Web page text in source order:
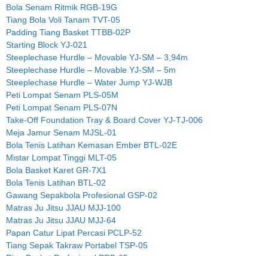
Bola Senam Ritmik RGB-19G
Tiang Bola Voli Tanam TVT-05
Padding Tiang Basket TTBB-02P
Starting Block YJ-021
Steeplechase Hurdle – Movable YJ-SM – 3,94m
Steeplechase Hurdle – Movable YJ-SM – 5m
Steeplechase Hurdle – Water Jump YJ-WJB
Peti Lompat Senam PLS-05M
Peti Lompat Senam PLS-07N
Take-Off Foundation Tray & Board Cover YJ-TJ-006
Meja Jamur Senam MJSL-01
Bola Tenis Latihan Kemasan Ember BTL-02E
Mistar Lompat Tinggi MLT-05
Bola Basket Karet GR-7X1
Bola Tenis Latihan BTL-02
Gawang Sepakbola Profesional GSP-02
Matras Ju Jitsu JJAU MJJ-100
Matras Ju Jitsu JJAU MJJ-64
Papan Catur Lipat Percasi PCLP-52
Tiang Sepak Takraw Portabel TSP-05